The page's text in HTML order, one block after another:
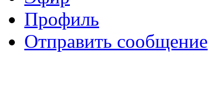
Профиль
Отправить сообщение